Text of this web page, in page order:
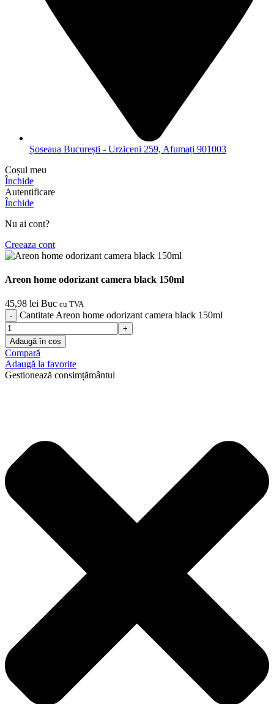
Șoseaua București - Urziceni 259, Afumați 901003
Coșul meu
Închide
Autentificare
Închide
Nu ai cont?
Creeaza cont
Areon home odorizant camera black 150ml
45,98 lei Buc cu TVA
Cantitate Areon home odorizant camera black 150ml
Adaugă în coș
Compară
Adaugă la favorite
Gestionează consimțământul